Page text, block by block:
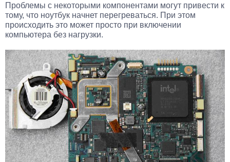
Проблемы с некоторыми компонентами могут привести к
тому, что ноутбук начнет перегреваться. При этом
происходить это может просто при включении
компьютера без нагрузки.